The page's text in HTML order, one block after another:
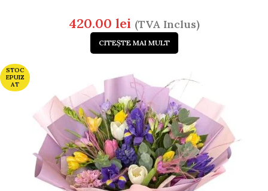
420.00 lei (TVA Inclus)
CITEȘTE MAI MULT
STOC
EPUIZ
AT